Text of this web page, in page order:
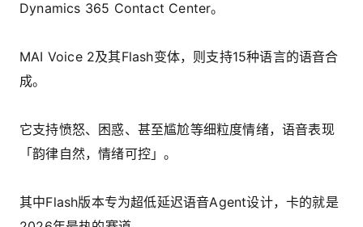
Dynamics 365 Contact Center。
MAI Voice 2及其Flash变体，则支持15种语言的语音合
成。
它支持愤怒、困惑、甚至尴尬等细粒度情绪，语音表现
「韵律自然，情绪可控」。
其中Flash版本专为超低延迟语音Agent设计，卡的就是